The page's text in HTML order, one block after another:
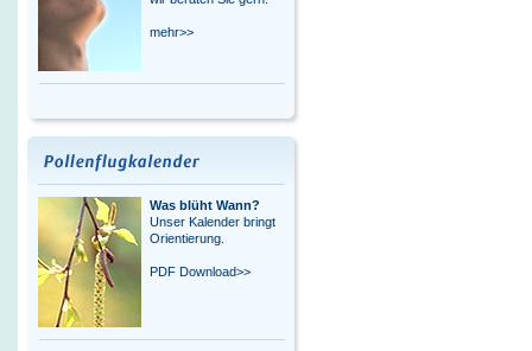
mehr>>
Was blüht Wann?
Unser Kalender bringt
Orientierung.
PDF Download>>